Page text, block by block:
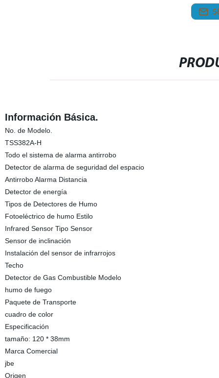
Información Básica.
No. de Modelo.
TSS382A-H
Todo el sistema de alarma antirrobo
Detector de alarma de seguridad del espacio
Antirrobo Alarma Distancia
Detector de energía
Tipos de Detectores de Humo
Fotoeléctrico de humo Estilo
Infrared Sensor Tipo Sensor
Sensor de inclinación
Instalación del sensor de infrarrojos
Techo
Detector de Gas Combustible Modelo
humo de fuego
Paquete de Transporte
cuadro de color
Especificación
tamaño: 120 * 38mm
Marca Comercial
jbe
Origen